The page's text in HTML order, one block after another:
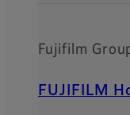
Fujifilm
FUJIFILM